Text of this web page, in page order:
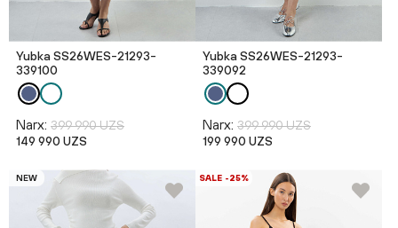
Yubka SS26WES-21293-
339100
Narx: 399 990 UZS
149 990 UZS
Yubka SS26WES-21293-
339092
Narx: 399 990 UZS
199 990 UZS
NEW SALE -25%